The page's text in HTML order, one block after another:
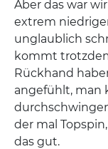
Aber das war
extrem
unglaublich
kommt
Rückhand
angefühlt, man
der mal
das gut.